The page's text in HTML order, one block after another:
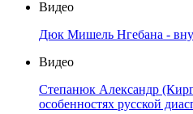
Видео
Дюк Мишель Нгебана -
Видео
Степанюк Александр
особенностях русской